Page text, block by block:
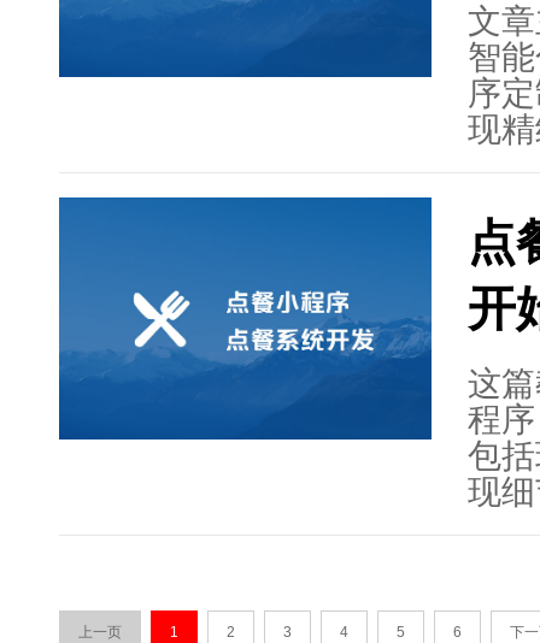
文
智
序
现
发
计
厅
点
开
这
程
包
现
上一页 1 2 3 4 5 6 下